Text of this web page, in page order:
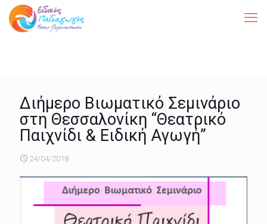
Διήμερο Βιωματικό Σεμινάριο
στη Θεσσαλονίκη “Θεατρικό
Παιχνίδι & Ειδική Αγωγή”
24/04/2018